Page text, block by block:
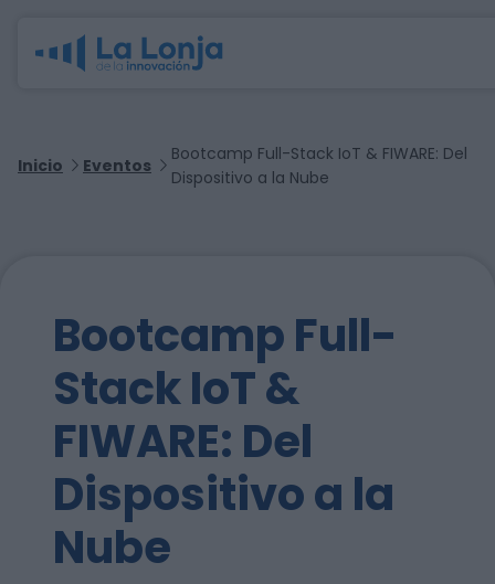
Inicio Eventos
Bootcamp Full-Stack IoT & FIWARE: Del
Dispositivo a la Nube
Bootcamp Full-
Stack IoT &
FIWARE: Del
Dispositivo a la
Nube